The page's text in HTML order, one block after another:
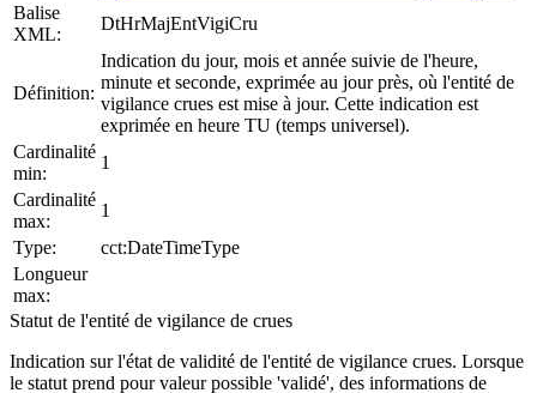
Balise
XML:
DtHrMajEntVigiCru
Définition:
Indication du jour, mois et année suivie de l'heure,
minute et seconde, exprimée au jour près, où l'entité de
vigilance crues est mise à jour. Cette indication est
exprimée en heure TU (temps universel).
Cardinalité
min:
1
Cardinalité
max:
1
Type:
cct:DateTimeType
Longueur
max:
Statut de l'entité de vigilance de crues
Indication sur l'état de validité de l'entité de vigilance crues. Lorsque
le statut prend pour valeur possible 'validé', des informations de